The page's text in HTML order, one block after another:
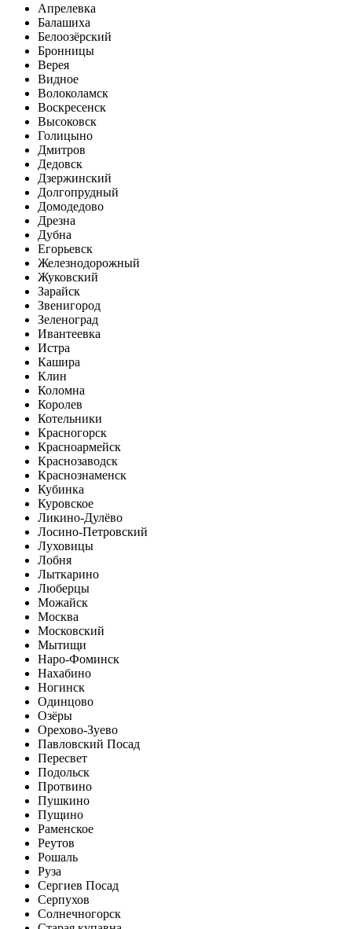
Апрелевка
Балашиха
Белоозёрский
Бронницы
Верея
Видное
Волоколамск
Воскресенск
Высоковск
Голицыно
Дмитров
Дедовск
Дзержинский
Долгопрудный
Домодедово
Дрезна
Дубна
Егорьевск
Железнодорожный
Жуковский
Зарайск
Звенигород
Зеленоград
Ивантеевка
Истра
Кашира
Клин
Коломна
Королев
Котельники
Красногорск
Красноармейск
Краснозаводск
Краснознаменск
Кубинка
Куровское
Ликино-Дулёво
Лосино-Петровский
Луховицы
Лобня
Лыткарино
Люберцы
Можайск
Москва
Московский
Мытищи
Наро-Фоминск
Нахабино
Ногинск
Одинцово
Озёры
Орехово-Зуево
Павловский Посад
Пересвет
Подольск
Протвино
Пушкино
Пущино
Раменское
Реутов
Рошаль
Руза
Сергиев Посад
Серпухов
Солнечногорск